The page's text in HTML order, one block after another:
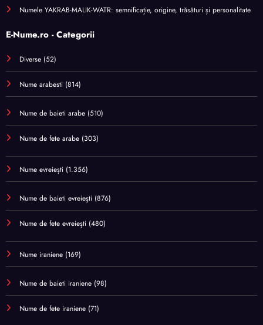
Numele YAKRAB-MALIK-WATR: semnificație, origine, trăsături și personalitate
E-Nume.ro - Categorii
Diverse (52)
Nume arabesti (814)
Nume de baieti arabe (510)
Nume de fete arabe (303)
Nume evreiești (1.356)
Nume de baieti evreiești (876)
Nume de fete evreiești (480)
Nume iraniene (169)
Nume de baieti iraniene (98)
Nume de fete iraniene (71)